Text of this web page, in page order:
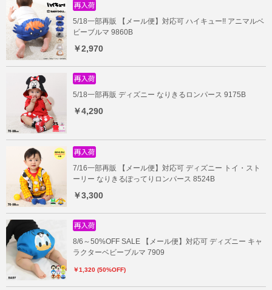
5/18一部再販 【メール便】対応可 ハイキュー!! アニマルベ
ビーブルマ 9860B
￥2,970
5/18一部再販 ディズニー なりきるロンパース 9175B
￥4,290
7/16一部再販 【メール便】対応可 ディズニー トイ・スト
ーリー なりきるぽってりロンパース 8524B
￥3,300
8/6～50%OFF SALE 【メール便】対応可 ディズニー キャ
ラクターベビーブルマ 7909
￥1,320 (50%OFF)